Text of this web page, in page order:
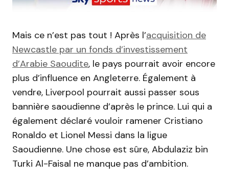
Mais ce n’est pas tout ! Après l’acquisition de
Newcastle par un fonds d’investissement
d’Arabie Saoudite, le pays pourrait avoir encore
plus d’influence en Angleterre. Également à
vendre, Liverpool pourrait aussi passer sous
bannière saoudienne d’après le prince. Lui qui a
également déclaré vouloir ramener Cristiano
Ronaldo et Lionel Messi dans la ligue
Saoudienne. Une chose est sûre, Abdulaziz bin
Turki Al-Faisal ne manque pas d’ambition.